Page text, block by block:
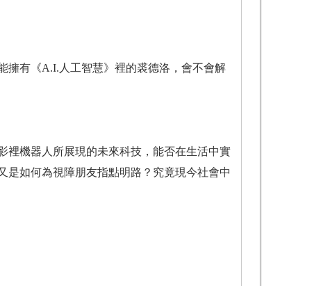
有《A.I.人工智慧》裡的裘德洛，會不會解
機器人所展現的未來科技，能否在生活中實
是如何為視障朋友指點明路？究竟現今社會中